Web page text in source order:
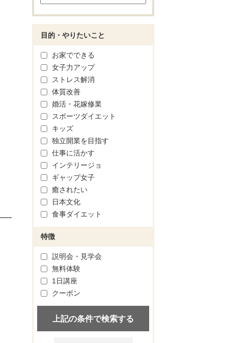
目的・やりたいこと
お家でできる
女子力アップ
ストレス解消
体質改善
婚活・花嫁修業
スポーツダイエット
キッズ
独立開業を目指す
仕事に活かす
インテリージョ
ギャップ女子
癒されたい
日本文化
食事ダイエット
特徴
説明会・見学会
無料体験
1日講座
クーポン